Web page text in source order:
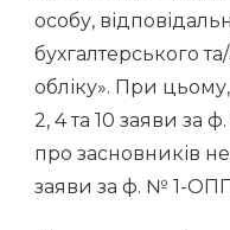
особу,
бухгалтерського
обліку». При
2, 4 та 10 заяви за
про засновників
заяви за ф. № 1-